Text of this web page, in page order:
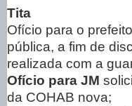
Tita
Ofício para o
pública, a fim de
realizada com a
Ofício para JM
da COHAB nova;